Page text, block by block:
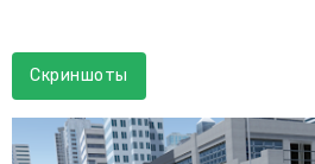
Скриншоты